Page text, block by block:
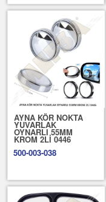
AYNA KÖR NOKTA
YUVARLAK
OYNARLI 55MM
KROM 2Lİ 0446
500-003-038